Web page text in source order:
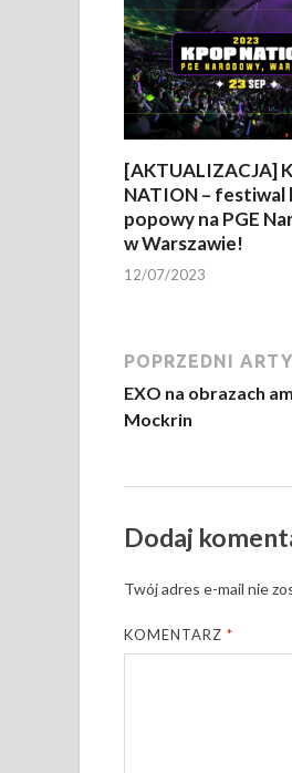
[AKTUALIZACJA]
NATION – festiwal
popowy na PGE
w Warszawie!
12/07/2023
POPRZEDNI
EXO na obrazach
Mockrin
Dodaj
Twój adres e-mail nie
KOMENTARZ*